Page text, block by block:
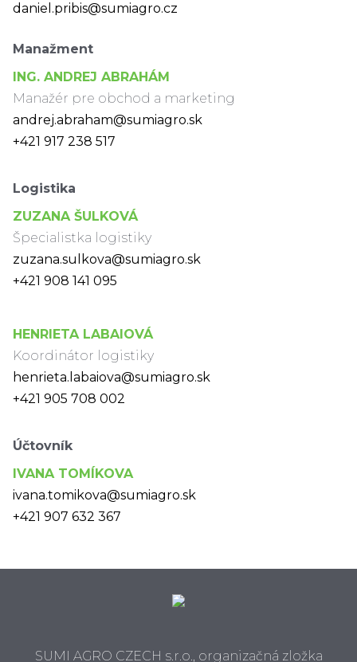
daniel.pribis@sumiagro.cz
Manažment
ING. ANDREJ ABRAHÁM
Manažér pre obchod a marketing
andrej.abraham@sumiagro.sk
+421 917 238 517
Logistika
ZUZANA ŠULKOVÁ
Špecialistka logistiky
zuzana.sulkova@sumiagro.sk
+421 908 141 095
HENRIETA LABAIOVÁ
Koordinátor logistiky
henrieta.labaiova@sumiagro.sk
+421 905 708 002
Účtovník
IVANA TOMÍKOVA
ivana.tomikova@sumiagro.sk
+421 907 632 367
SUMI AGRO CZECH s.r.o., organizačná zložka